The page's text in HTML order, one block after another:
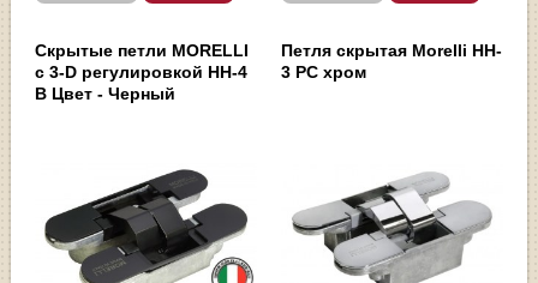
Скрытые петли MORELLI
с 3-D регулировкой HH-4
B Цвет - Черный
Петля скрытая Morelli HH-
3 PC хром